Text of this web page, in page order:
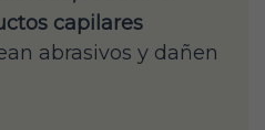
capilares
abrasivos y dañen